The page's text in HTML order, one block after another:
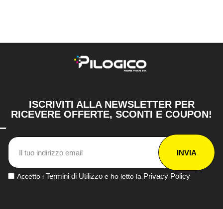
ISCRIVITI ALLA NEWSLETTER PER
RICEVERE OFFERTE, SCONTI E COUPON!
INVIA
Accetto i Termini di Utilizzo e ho letto la Privacy Policy